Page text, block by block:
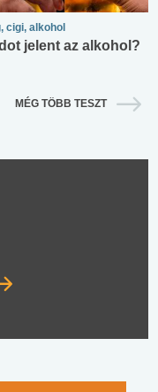
cigi, alkohol
jelent az alkohol?
MÉG TÖBB TESZT